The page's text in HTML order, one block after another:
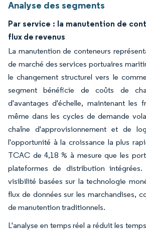
Analyse des segments
Par service : la manutention de
flux de revenus
La manutention de conteneurs
de marché des services portuaires
le changement structurel vers le
segment bénéficie de coûts de
d'avantages d'échelle, maintenant les
même dans les cycles de demande
chaîne d'approvisionnement et de
l'opportunité à la croissance la plus
TCAC de 4,18 % à mesure que les
plateformes de distribution
visibilité basées sur la technologie
flux de données sur les marchandises,
de manutention traditionnels.
L'analyse en temps réel a réduit les